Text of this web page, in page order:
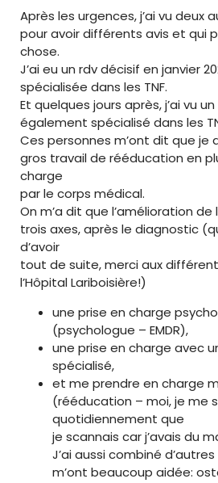
Après les urgences, j’ai vu deux
pour avoir différents avis et qui
chose.
J’ai eu un rdv décisif en janvier
spécialisée dans les TNF.
Et quelques jours après, j’ai vu
également spécialisé dans les
Ces personnes m’ont dit que je
gros travail de rééducation en
charge
par le corps médical.
On m’a dit que l’amélioration
trois axes, après le diagnostic
d’avoir
tout de suite, merci aux
l’Hôpital Lariboisière!)
une prise en charge
(psychologue – EMDR),
une prise en charge avec
spécialisé,
et me prendre en charge
(rééducation – moi, je me
quotidiennement que
je scannais car j’avais du
J’ai aussi combiné
m’ont beaucoup aidée: